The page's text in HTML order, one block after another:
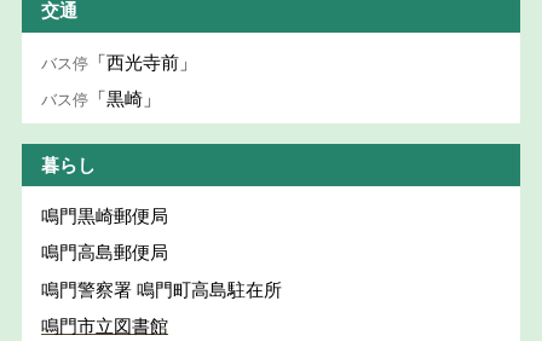
交通
バス停 「西光寺前」
バス停 「黒崎」
暮らし
鳴門黒崎郵便局
鳴門高島郵便局
鳴門警察署 鳴門町高島駐在所
鳴門市立図書館